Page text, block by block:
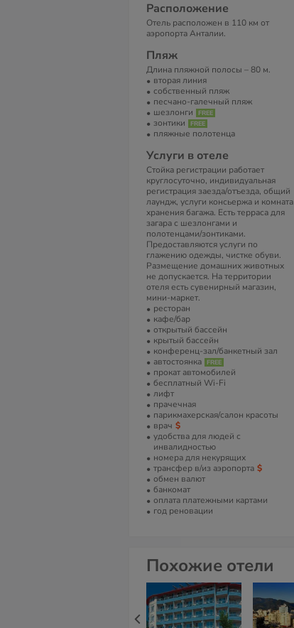
Расположение
Отель расположен в 110 км от
аэропорта Анталии.
Пляж
Длина пляжной полосы – 80 м.
вторая линия
собственный пляж
песчано-галечный пляж
шезлонги
зонтики
пляжные полотенца
Услуги в отеле
Стойка регистрации работает
круглосуточно, индивидуальная
регистрация заезда/отъезда, общий
лаундж, услуги консьержа и комната
хранения багажа. Есть терраса для
загара с шезлонгами и
полотенцами/зонтиками.
Предоставляются услуги по
глажению одежды, чистке обуви.
Размещение домашних животных
не допускается. На территории
отеля есть сувенирный магазин,
мини-маркет.
ресторан
кафе/бар
открытый бассейн
крытый бассейн
конференц-зал/банкетный зал
автостоянка
прокат автомобилей
бесплатный Wi-Fi
лифт
прачечная
парикмахерская/салон красоты
врач
удобства для людей с
инвалидностью
номера для некурящих
трансфер в/из аэропорта
обмен валют
банкомат
оплата платежными картами
год реновации
Похожие отели